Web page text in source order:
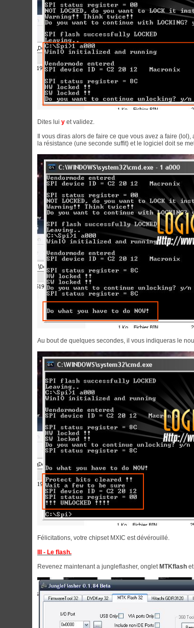
Dites lui y et validez.
Il vous diras alors de faire ce que vous avez a faire
la résistance (une seconde suffit) et le logiciel doit se
Au bout de quelques secondes, il vous indiqueras le
Félicitations, votre chipset MXIC est dévérouillé.
III - Le flash.
Revenez maintenant a jungleflasher, onglet MTKflash